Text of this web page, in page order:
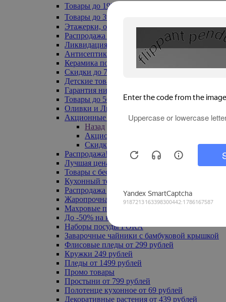
Товары до 199₽
Товары до 399₽
Этажерки, обувницы
Распродажа текстиля до -50%
Ликвидация до -70%
Антисептики
Керамика по 129 руб
Скидки до 70%
Детские товары
Гарантия низкой цены
Товары до 500 руб
Оливки и Лимоны
Акционные товары
Назад
Акционные товары
Скидка 20% по промокоду
Распродажа! Ульяновск до -70%
Лучшая цена
Товары с бесплатной доставкой
Кухонный текстиль
Распродажа до -50%
Жаропрочная посуда
Махровые полотенца
До -50% на ковры
Наборы посуды FORA
Заварочные чайники с бамбуковой крышкой
Флисовые пледы от 299 рублей
Кружки 249 рублей
Пледы от 1499 рублей
Промо товары
Простыни от 799 рублей
Полотенце кухонное от 69 рублей
Декоративные растения от 439 рублей